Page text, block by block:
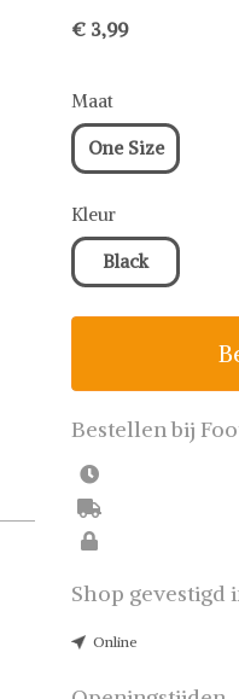
€ 3,99
Maat
One Size
Kleur
Black
Bestellen bij
Shop gevestigd
Online